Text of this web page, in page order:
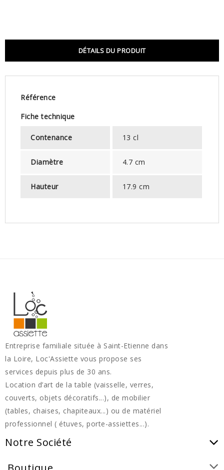
DÉTAILS DU PRODUIT
Référence
Fiche technique
Contenance 13 cl
Diamètre 4.7 cm
Hauteur 17.9 cm
Entreprise familiale située à Saint-Etienne dans
la Loire, Loc'Assiette vous propose ses
services depuis plus de 30 ans.
Location d’art de la table (vaisselle, verres,
couverts, objets décoratifs...), de mobilier
(tables, chaises, chapiteaux...) ou de matériel
professionnel ( étuves, porte-assiettes...).
Notre Société